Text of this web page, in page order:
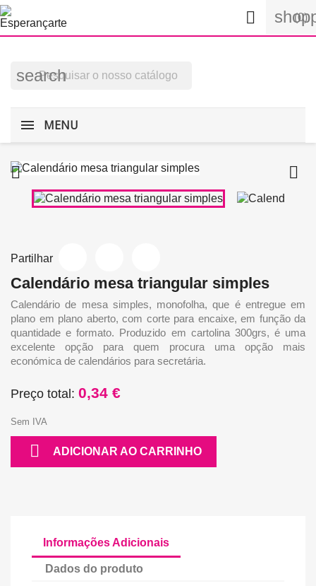
(0)

search
MENU
 
Partilhar
Calendário mesa triangular simples
Calendário de mesa simples, monofolha, que é entregue em
plano em plano aberto, com corte para encaixe, em função da
quantidade e formato. Produzido em cartolina 300grs, é uma
excelente opção para quem procura uma opção mais
económica de calendários para secretária.
Preço total: 0,34 €
Sem IVA
 ADICIONAR AO CARRINHO
Informações Adicionais
Dados do produto